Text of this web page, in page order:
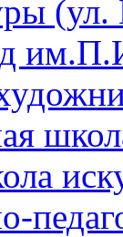
(ул.